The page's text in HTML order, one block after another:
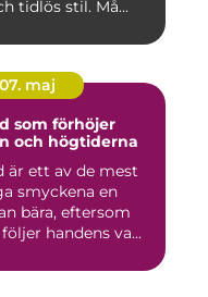
tidlös stil. Må...
07. maj
som förhöjer
och högtiderna
är ett av de mest
smyckena en
bära, eftersom
handens va...